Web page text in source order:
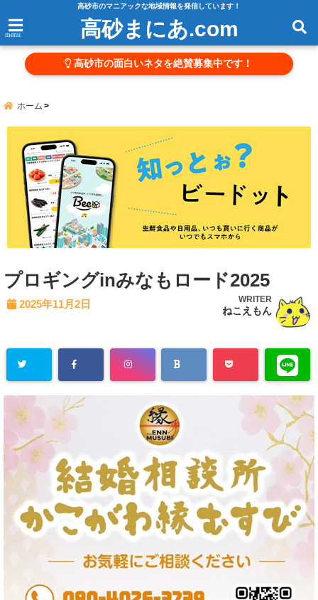
高砂市のマニアックな地域情報を発信しています！
menu 高砂まにあ.com
高砂市の面白いネタを絶賛募集中です！
ホーム
プロギングinみなもロード2025
2025年11月2日 WRITER
ねこえもん